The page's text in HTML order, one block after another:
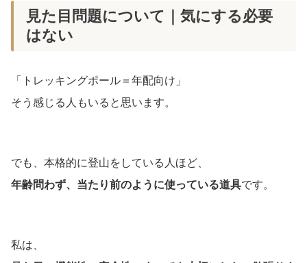
見た目問題について｜気にする必要
はない
「トレッキングポール＝年配向け」
そう感じる人もいると思います。
でも、本格的に登山をしている人ほど、
年齢問わず、当たり前のように使っている道具です。
私は、